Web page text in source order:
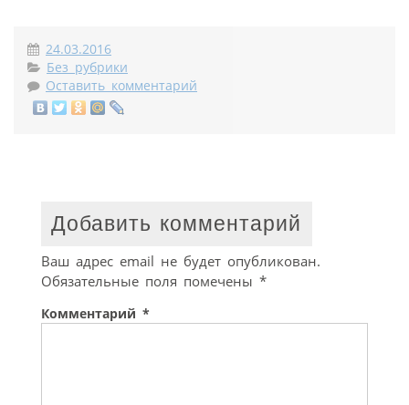
24.03.2016
Без рубрики
Оставить комментарий
Добавить комментарий
Ваш адрес email не будет опубликован.
Обязательные поля помечены *
Комментарий *